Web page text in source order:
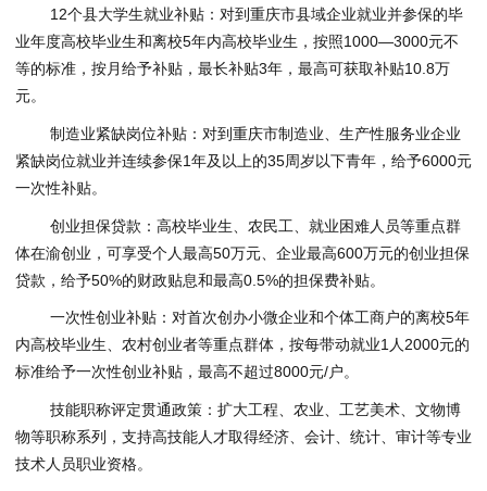
12个县大学生就业补贴：对到重庆市县域企业就业并参保的毕
业年度高校毕业生和离校5年内高校毕业生，按照1000—3000元不
等的标准，按月给予补贴，最长补贴3年，最高可获取补贴10.8万
元。
制造业紧缺岗位补贴：对到重庆市制造业、生产性服务业企业
紧缺岗位就业并连续参保1年及以上的35周岁以下青年，给予6000元
一次性补贴。
创业担保贷款：高校毕业生、农民工、就业困难人员等重点群
体在渝创业，可享受个人最高50万元、企业最高600万元的创业担保
贷款，给予50%的财政贴息和最高0.5%的担保费补贴。
一次性创业补贴：对首次创办小微企业和个体工商户的离校5年
内高校毕业生、农村创业者等重点群体，按每带动就业1人2000元的
标准给予一次性创业补贴，最高不超过8000元/户。
技能职称评定贯通政策：扩大工程、农业、工艺美术、文物博
物等职称系列，支持高技能人才取得经济、会计、统计、审计等专业
技术人员职业资格。